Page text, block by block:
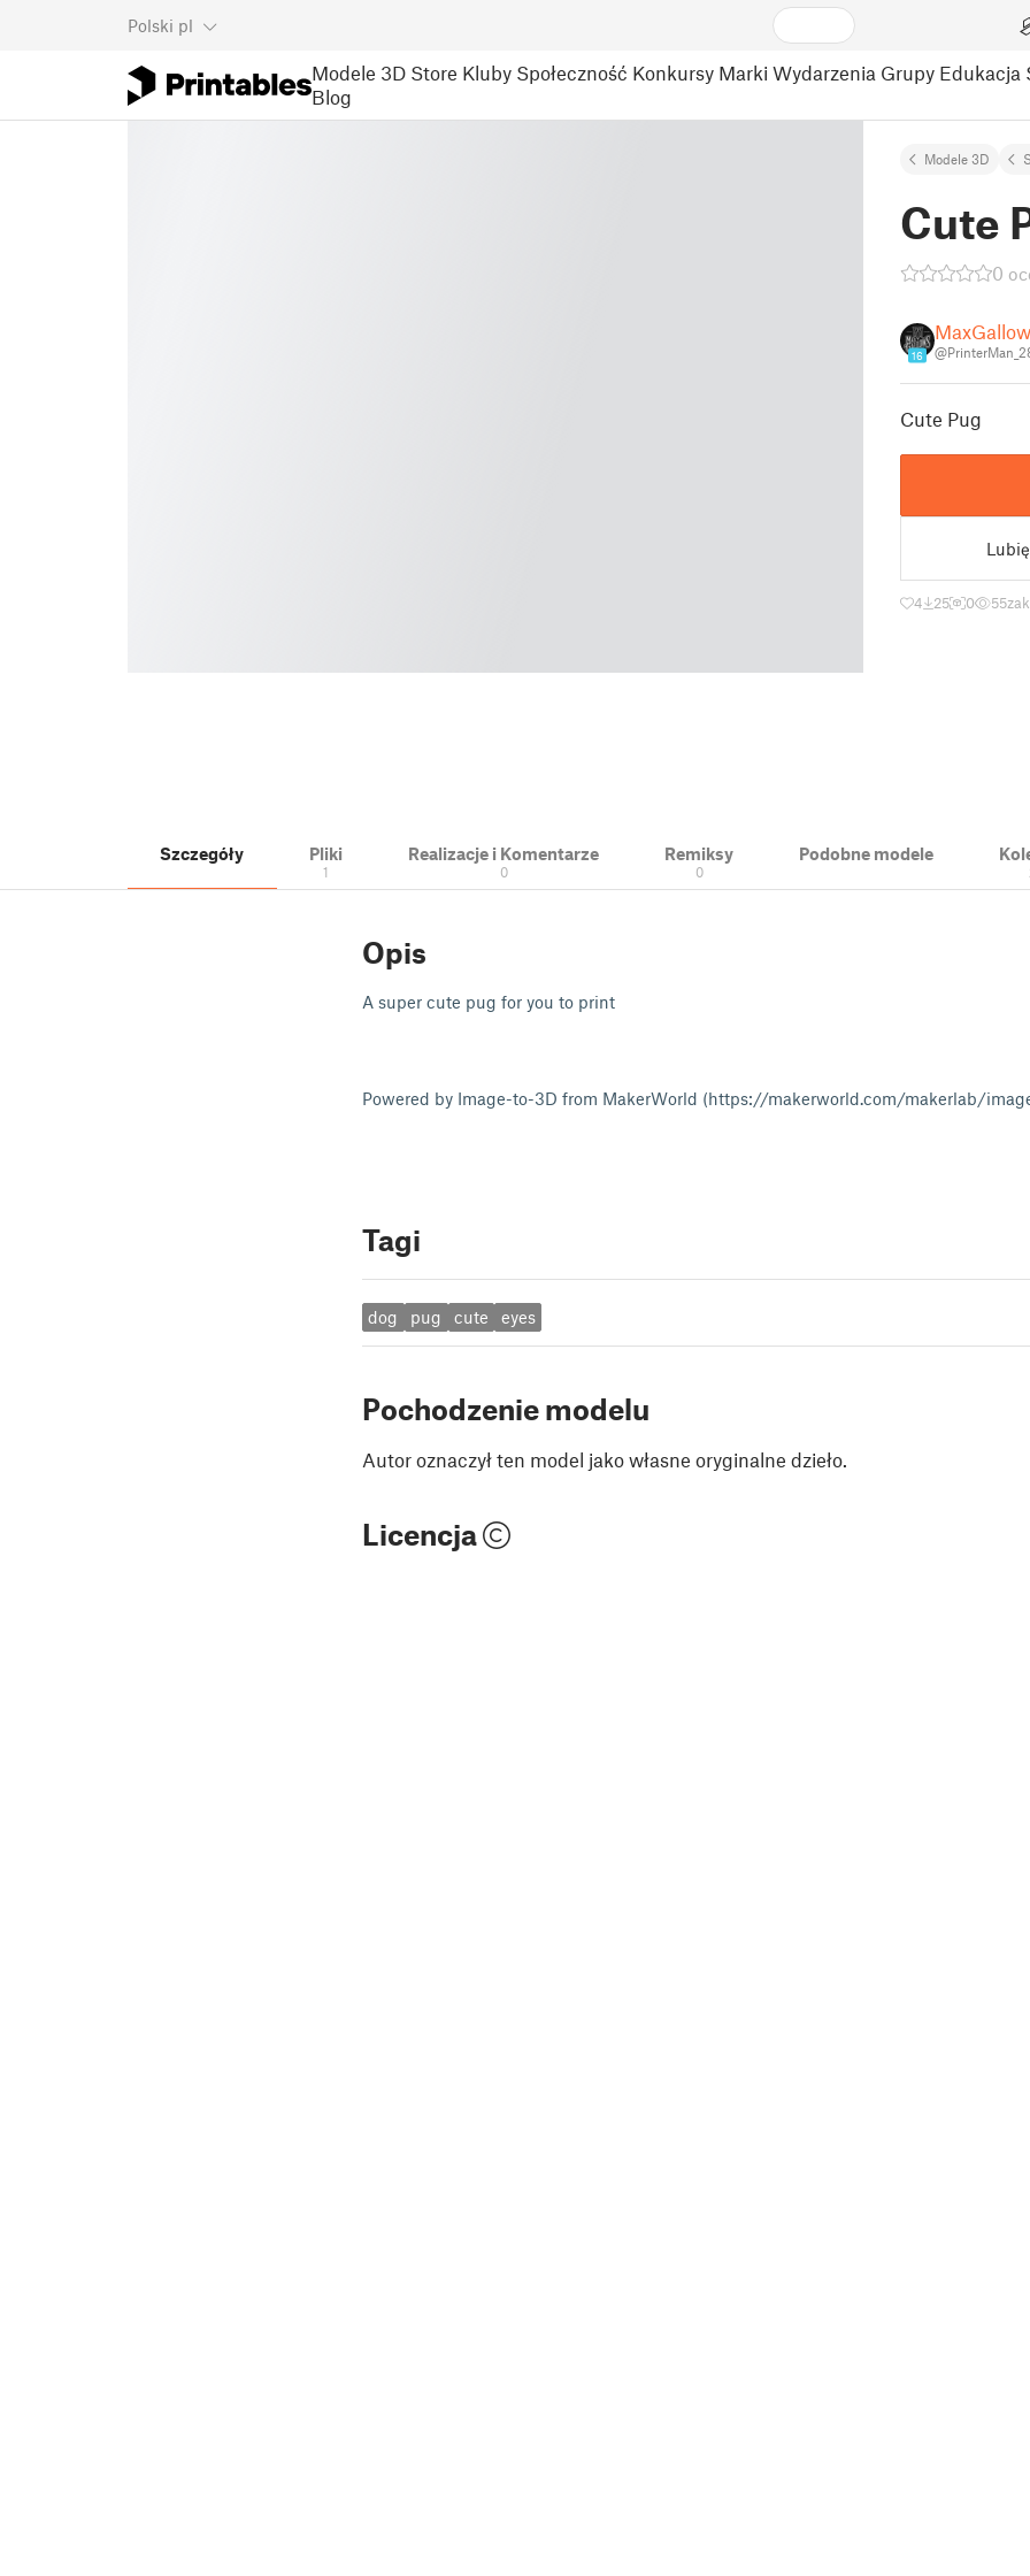
Polski pl
Modele 3D Store Kluby Społeczność Konkursy Marki Wydarzenia Grupy Edukacja
Blog
Modele 3D
Cute
0
16
Cute Pug
4 25 0 55
Szczegóły Pliki
1
Realizacje i Komentarze
0
Remiksy
0
Podobne modele
Opis
A super cute pug for you to print
Powered by Image-to-3D from MakerWorld (https://makerworld.com/makerlab/
Tagi
dog pug cute eyes
Pochodzenie modelu
Autor oznaczył ten model jako własne oryginalne dzieło.
Licencja